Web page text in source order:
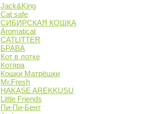
Jack&King
Cat safe
СИБИРСКАЯ КОШКА
Aromaticat
CATLITTER
БРАВА
Кот в лотке
Котяра
Кошки Матрёшки
Mr.Fresh
HAKASE AREKKUSU
Little Friends
Пи-Пи-Бент